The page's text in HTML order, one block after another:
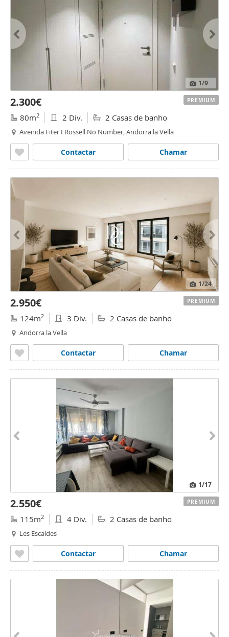
1/9
2.300€
80m2 2 Div. 2 Casas de banho
Avenida Fiter I Rossell No Number, Andorra la Vella
Chamar
Contactar
PREMIUM
1/24
2.950€
124m2 3 Div. 2 Casas de banho
Andorra la Vella
Chamar
Contactar
PREMIUM
1/17
2.550€
115m2 4 Div. 2 Casas de banho
Les Escaldes
Chamar
Contactar
PREMIUM